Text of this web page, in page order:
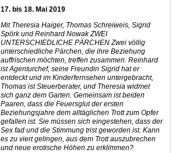
17. bis 18. Mai 2019
Mit Theresia Haiger, Thomas Schreiweis, Sigrid
Spörk und Reinhard Nowak ZWEI
UNTERSCHIEDLICHE PÄRCHEN Zwei völlig
unterschiedliche Pärchen, die ihre Beziehung
auffrischen möchten, treffen zusammen. Reinhard
ist Agenturchef, seine Freundin Sigrid hat er
entdeckt und im Kinderfernsehen untergebracht,
Thomas ist Steuerberater, und Theresia widmet
sich ganz dem Garten. Gemeinsam ist beiden
Paaren, dass die Feuersglut der ersten
Beziehungsjahre dem alltäglichen Trott zum Opfer
gefallen ist. Sie müssen sich eingestehen, dass der
Sex fad und die Stimmung trist geworden ist. Kann
es zu viert gelingen, aus dem Trott auszubrechen
und neue erotische Höhen zu erklimmen?